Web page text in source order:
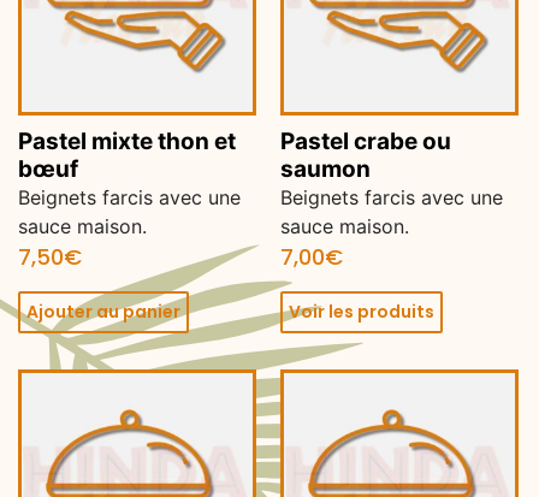
Pastel mixte thon et
bœuf
Beignets farcis avec une
sauce maison.
7,50€
Ajouter au panier
Pastel crabe ou
saumon
Beignets farcis avec une
sauce maison.
7,00€
Voir les produits